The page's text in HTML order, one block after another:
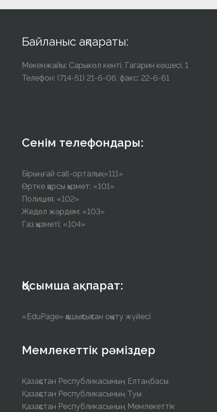
Байланыс ақпараты:
Мекенжайы: Сарыкөл кенті, Гагарин көшесі, 1
Телефон: (714-51) 21-6-06, факс: 22-6-61
Сенім телефондары:
Бірыңғай call-орталық: «111»
Өртке қарсы қызмет: «101»
Полиция: «102»
Жедел жәрдем: «103»
Газ қызметі: «104»
Қосымша ақпарат:
«EduPage» қашықтықтан оқыту жүйесі
Мемлекеттік рәміздер
Қазақстан Республикасының Елтаңбасы
Қазақстан Республикасының Туы
Қазақстан Республикасының Мемлекеттік